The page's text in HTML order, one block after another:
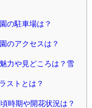
の駐車場は？
のアクセスは？
力や見どころは？雪
ストとは？
時期や開花状況は？